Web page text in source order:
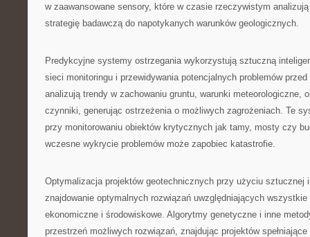
w zaawansowane sensory, które w czasie rzeczywistym
strategię badawczą do napotykanych warunków geologicznych.
Predykcyjne systemy ostrzegania wykorzystują sztuczną
sieci monitoringu i przewidywania potencjalnych problemów
analizują trendy w zachowaniu gruntu, warunki meteorologiczne,
czynniki, generując ostrzeżenia o możliwych zagrożeniach. Te
przy monitorowaniu obiektów krytycznych jak tamy, mosty czy
wczesne wykrycie problemów może zapobiec katastrofie.
Optymalizacja projektów geotechnicznych przy użyciu sztucznej
znajdowanie optymalnych rozwiązań uwzględniających
ekonomiczne i środowiskowe. Algorytmy genetyczne i inne
przestrzeń możliwych rozwiązań, znajdując projektów